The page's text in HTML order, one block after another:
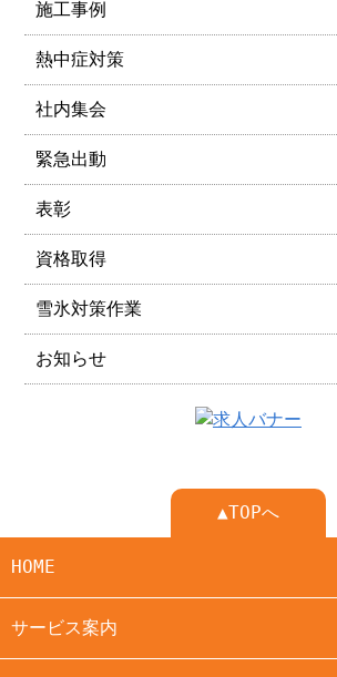
施工事例
熱中症対策
社内集会
緊急出動
表彰
資格取得
雪氷対策作業
お知らせ
▲TOPへ
HOME
サービス案内